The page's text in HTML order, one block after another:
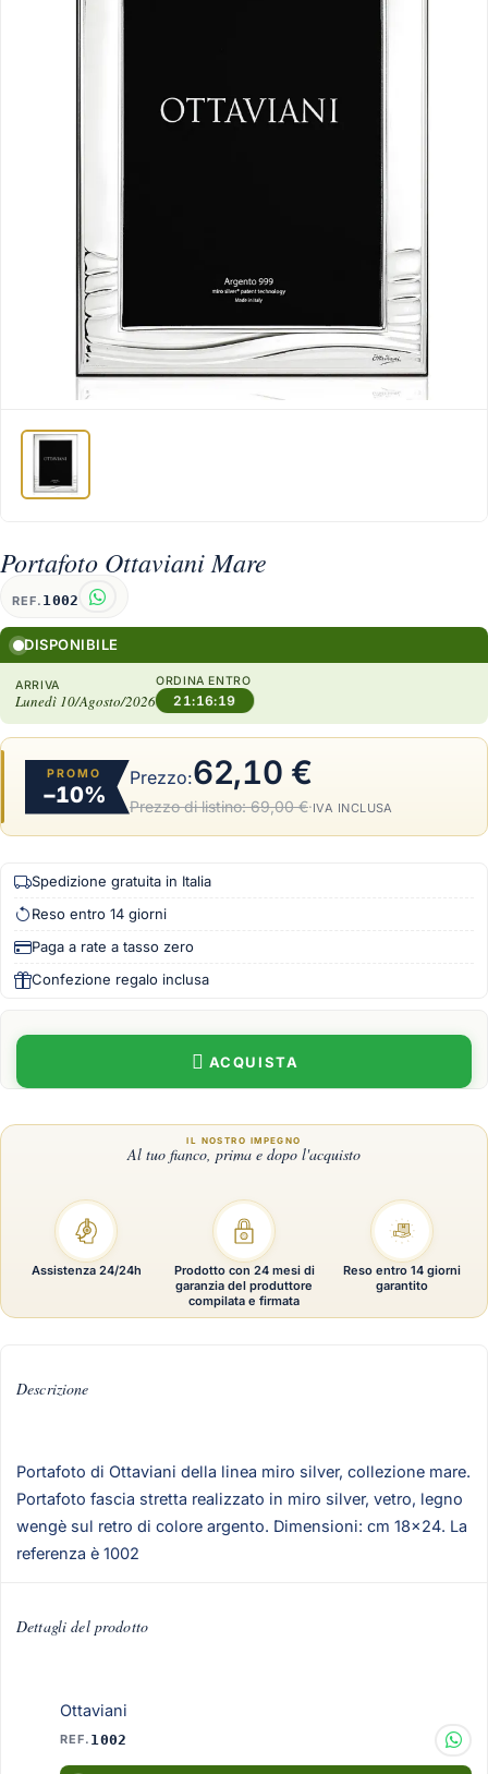
Portafoto Ottaviani Mare
REF. 1002
DISPONIBILE
ARRIVA
Lunedì 10/Agosto/2026
ORDINA ENTRO
21:16:19
PROMO
−10%
Prezzo:62,10 €
Prezzo di listino:69,00 €·IVA INCLUSA
Spedizione gratuita in Italia
Reso entro 14 giorni
Paga a rate a tasso zero
Confezione regalo inclusa
ACQUISTA
Descrizione
Portafoto di Ottaviani della linea miro silver, collezione mare.
Portafoto fascia stretta realizzato in miro silver, vetro, legno
wengè sul retro di colore argento. Dimensioni: cm 18x24. La
referenza è 1002
Dettagli del prodotto
Ottaviani
REF. 1002
Assistenza 24/24h
Prodotto con 24 mesi di
garanzia del produttore
compilata e firmata
Reso entro 14 giorni
garantito